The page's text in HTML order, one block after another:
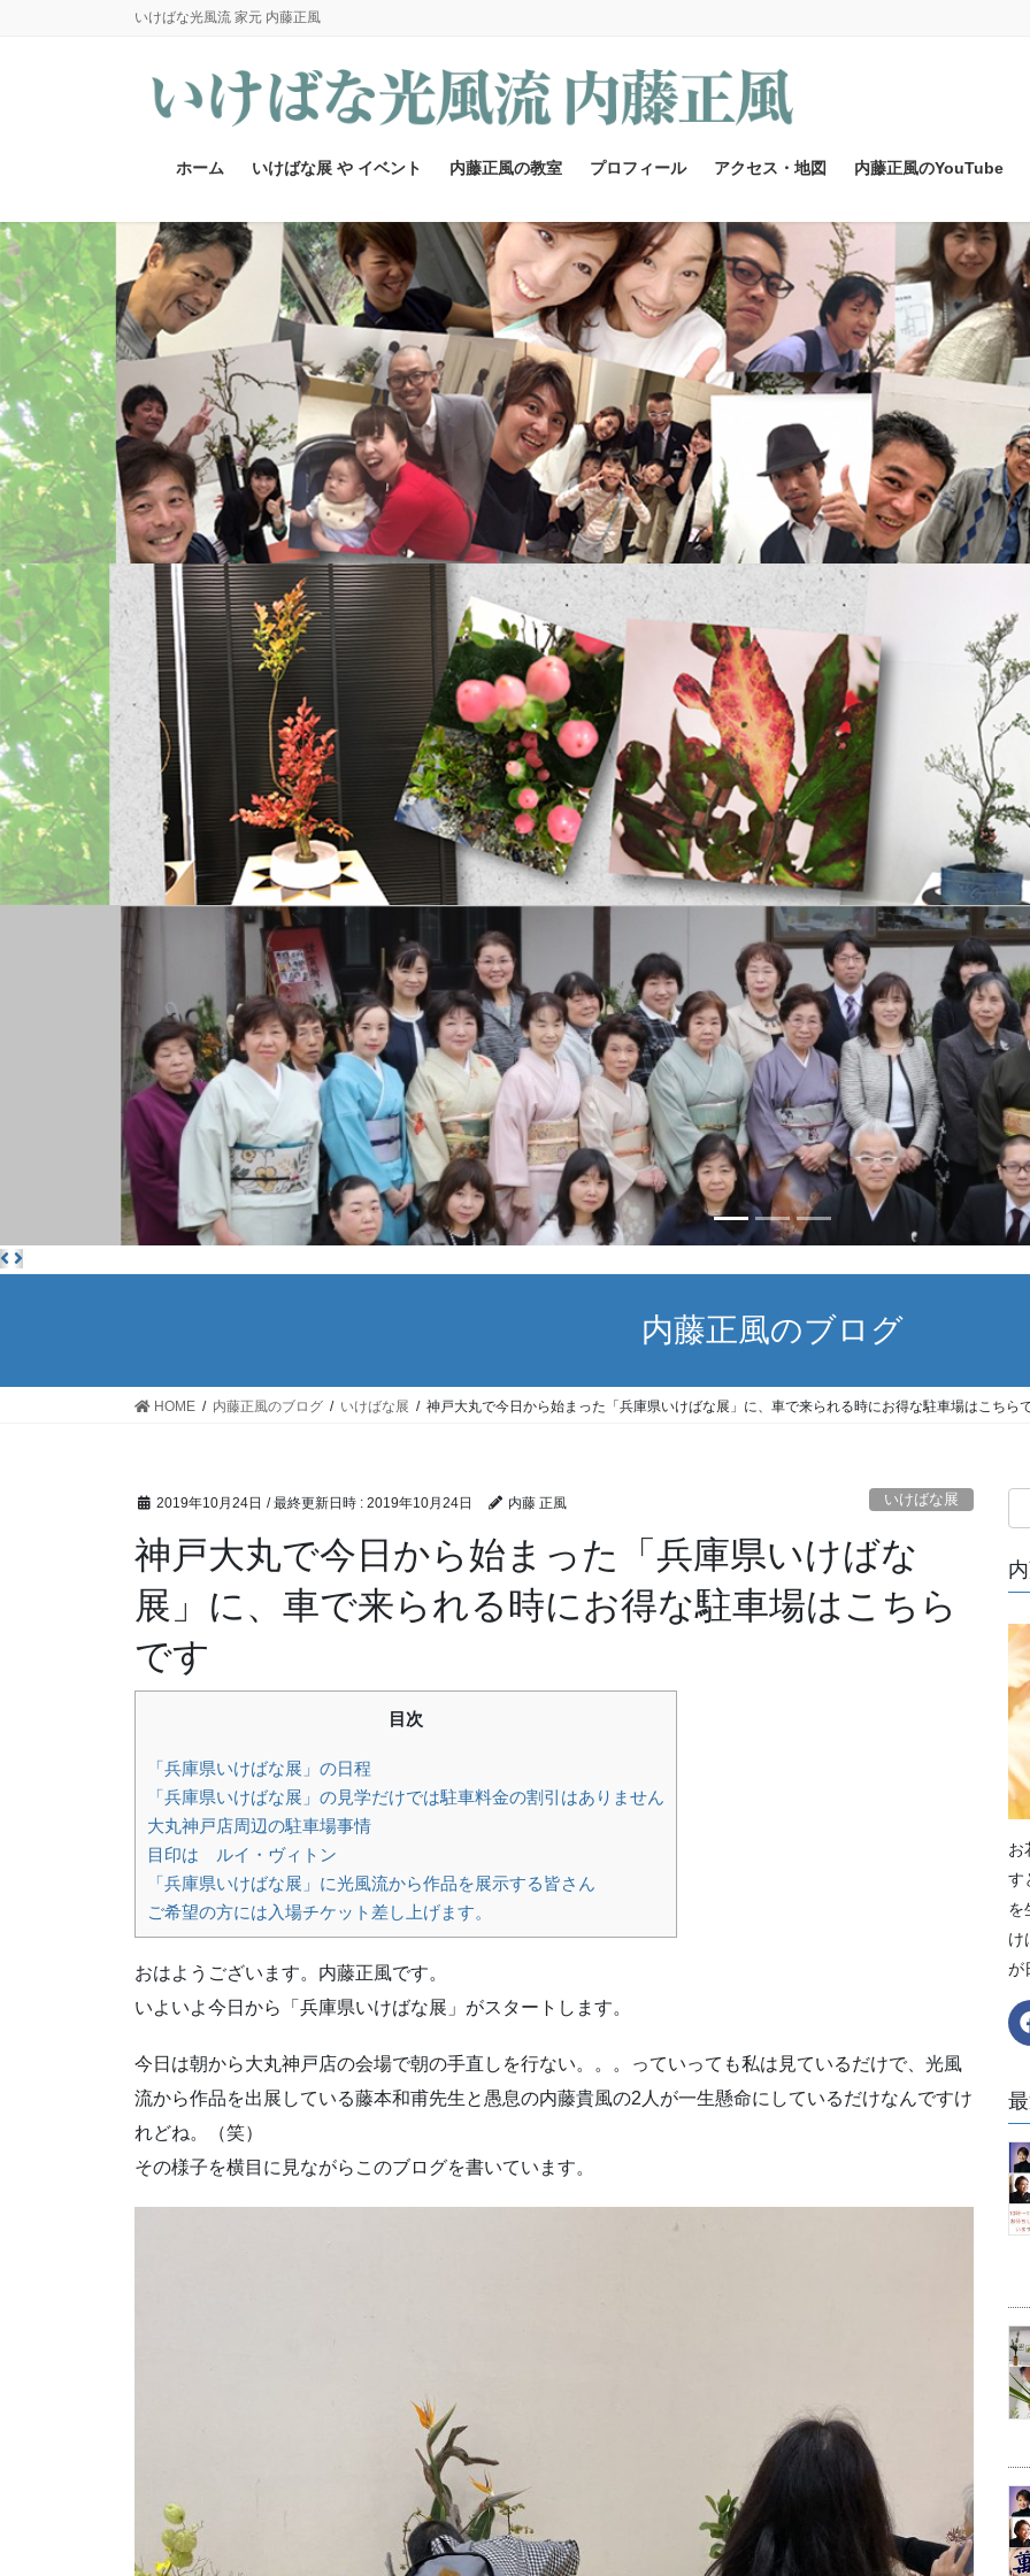
ッ
プ
移
動
いけばな光風流 家元 内藤正風
ホーム いけばな展 や イベント 内藤正風の教室 プロフィール アクセス・地図 内藤正風のYouTube
内藤正風のブログ
HOME 内藤正風のブログ いけばな展 神戸大丸で今日から始まった「兵庫県いけばな展」に、車で来られる時にお得な駐車場はこちら
2019年10月24日 / 最終更新日時 : 2019年10月24日 内藤 正風 いけばな展
神戸大丸で今日から始まった「兵庫県いけばな
展」に、車で来られる時にお得な駐車場はこちら
です
目次
「兵庫県いけばな展」の日程
「兵庫県いけばな展」の見学だけでは駐車料金の割引はありません
大丸神戸店周辺の駐車場事情
目印は ルイ・ヴィトン
「兵庫県いけばな展」に光風流から作品を展示する皆さん
ご希望の方には入場チケット差し上げます。
おはようございます。内藤正風です。
いよいよ今日から「兵庫県いけばな展」がスタートします。
今日は朝から大丸神戸店の会場で朝の手直しを行ない。。。っていっても私は見ているだけで、光風
流から作品を出展している藤本和甫先生と愚息の内藤貴風の2人が一生懸命にしているだけなんですけ
れどね。（笑）
その様子を横目に見ながらこのブログを書いています。
お
す
を
け
が